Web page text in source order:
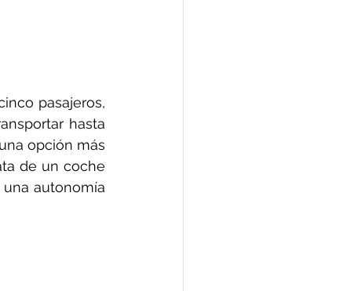
pasajeros,
hasta
opción más
de un coche
autonomía